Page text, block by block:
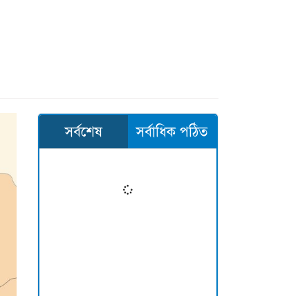
সর্বশেষ সর্বাধিক পঠিত